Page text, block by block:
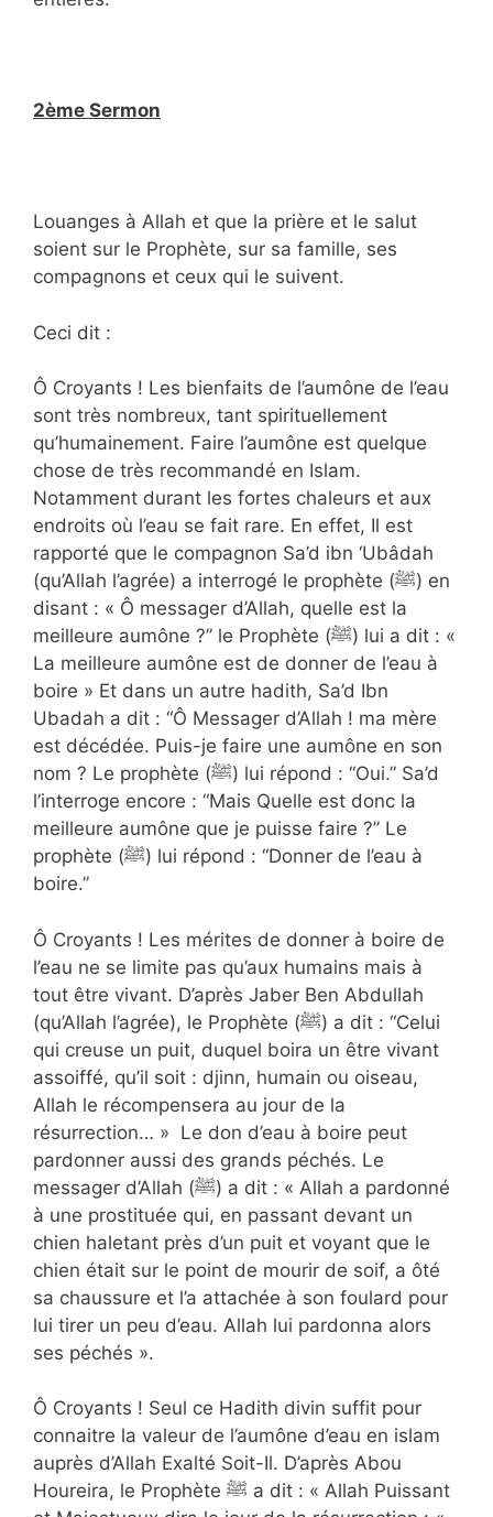
2ème Sermon
Louanges à Allah et que la prière et le salut
soient sur le Prophète, sur sa famille, ses
compagnons et ceux qui le suivent.
Ceci dit :
Ô Croyants ! Les bienfaits de l’aumône de l’eau
sont très nombreux, tant spirituellement
qu’humainement. Faire l’aumône est quelque
chose de très recommandé en Islam.
Notamment durant les fortes chaleurs et aux
endroits où l’eau se fait rare. En effet, Il est
rapporté que le compagnon Sa’d ibn ‘Ubâdah
(qu’Allah l’agrée) a interrogé le prophète (ﷺ) en
disant : « Ô messager d’Allah, quelle est la
meilleure aumône ?” le Prophète (ﷺ) lui a dit : «
La meilleure aumône est de donner de l’eau à
boire » Et dans un autre hadith, Sa’d Ibn
Ubadah a dit : “Ô Messager d’Allah ! ma mère
est décédée. Puis-je faire une aumône en son
nom ? Le prophète (ﷺ) lui répond : “Oui.” Sa’d
l’interroge encore : “Mais Quelle est donc la
meilleure aumône que je puisse faire ?” Le
prophète (ﷺ) lui répond : “Donner de l’eau à
boire.”
Ô Croyants ! Les mérites de donner à boire de
l’eau ne se limite pas qu’aux humains mais à
tout être vivant. D’après Jaber Ben Abdullah
(qu’Allah l’agrée), le Prophète (ﷺ) a dit : “Celui
qui creuse un puit, duquel boira un être vivant
assoiffé, qu’il soit : djinn, humain ou oiseau,
Allah le récompensera au jour de la
résurrection… » Le don d’eau à boire peut
pardonner aussi des grands péchés. Le
messager d’Allah (ﷺ) a dit : « Allah a pardonné
à une prostituée qui, en passant devant un
chien haletant près d’un puit et voyant que le
chien était sur le point de mourir de soif, a ôté
sa chaussure et l’a attachée à son foulard pour
lui tirer un peu d’eau. Allah lui pardonna alors
ses péchés ».
Ô Croyants ! Seul ce Hadith divin suffit pour
connaitre la valeur de l’aumône d’eau en islam
auprès d’Allah Exalté Soit-Il. D’après Abou
Houreira, le Prophète ﷺ a dit : « Allah Puissant